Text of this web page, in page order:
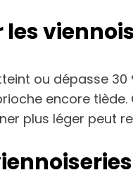
ou dépasse
encore
plus léger peut